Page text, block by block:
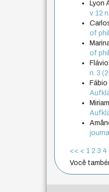
Lyon
v. 12
of
of
n. 3
<< < 1 2 3 4
Você